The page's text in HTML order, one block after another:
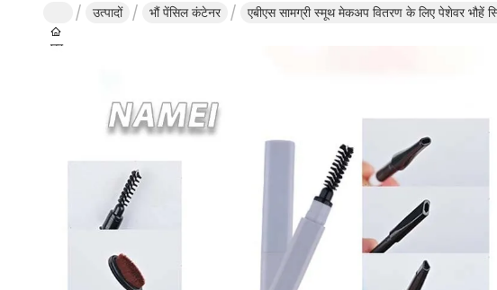
घर
उत्पादों भौं पेंसिल कंटेनर एबीएस सामग्री स्मूथ मेकअप वितरण के लिए पेशेवर भौहें